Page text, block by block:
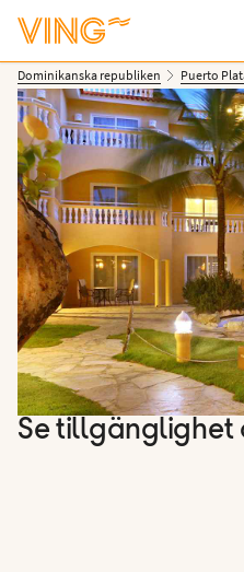
Dominikanska republiken Puerto
Se bilder
Se tillgänglighet